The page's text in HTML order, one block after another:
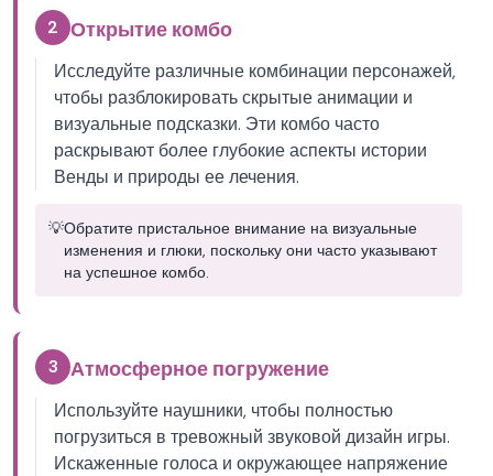
2 Открытие комбо
Исследуйте различные комбинации персонажей,
чтобы разблокировать скрытые анимации и
визуальные подсказки. Эти комбо часто
раскрывают более глубокие аспекты истории
Венды и природы ее лечения.
💡Обратите пристальное внимание на визуальные
изменения и глюки, поскольку они часто указывают
на успешное комбо.
3 Атмосферное погружение
Используйте наушники, чтобы полностью
погрузиться в тревожный звуковой дизайн игры.
Искаженные голоса и окружающее напряжение